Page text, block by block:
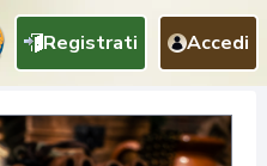
Registrati Accedi